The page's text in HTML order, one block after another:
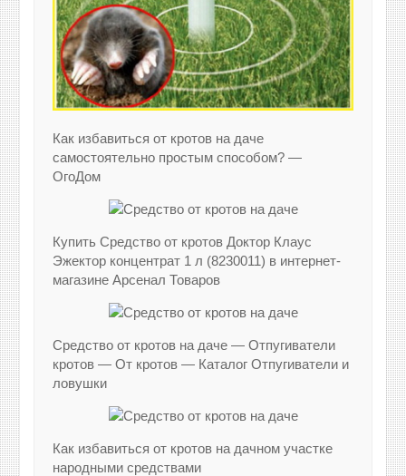
Как избавиться от кротов на даче
самостоятельно простым способом? —
ОгоДом
Купить Средство от кротов Доктор Клаус
Эжектор концентрат 1 л (8230011) в интернет-
магазине Арсенал Товаров
Средство от кротов на даче — Отпугиватели
кротов — От кротов — Каталог Отпугиватели и
ловушки
Как избавиться от кротов на дачном участке
народными средствами